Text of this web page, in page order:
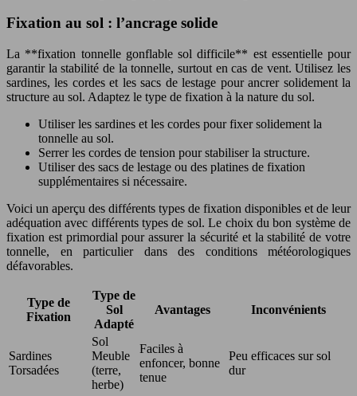
Fixation au sol : l’ancrage solide
La **fixation tonnelle gonflable sol difficile** est essentielle pour
garantir la stabilité de la tonnelle, surtout en cas de vent. Utilisez les
sardines, les cordes et les sacs de lestage pour ancrer solidement la
structure au sol. Adaptez le type de fixation à la nature du sol.
Utiliser les sardines et les cordes pour fixer solidement la
tonnelle au sol.
Serrer les cordes de tension pour stabiliser la structure.
Utiliser des sacs de lestage ou des platines de fixation
supplémentaires si nécessaire.
Voici un aperçu des différents types de fixation disponibles et de leur
adéquation avec différents types de sol. Le choix du bon système de
fixation est primordial pour assurer la sécurité et la stabilité de votre
tonnelle, en particulier dans des conditions météorologiques
défavorables.
Type de
Fixation
Type de
Sol
Adapté
Avantages Inconvénients
Sardines
Torsadées
Sol
Meuble
(terre,
herbe)
Faciles à
enfoncer, bonne
tenue
Peu efficaces sur sol
dur